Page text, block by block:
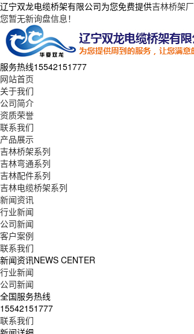
辽宁双龙电缆桥架有限公司为您免费提供吉林桥架厂
您暂无新询盘信息！
服务热线15542151777
网站首页
关于我们
公司简介
资质荣誉
联系我们
产品展示
吉林桥架系列
吉林弯通系列
吉林配件系列
吉林电缆桥架系列
新闻资讯
行业新闻
公司新闻
客户案例
联系我们
新闻资讯NEWS CENTER
行业新闻
公司新闻
全国服务热线
15542151777
联系我们